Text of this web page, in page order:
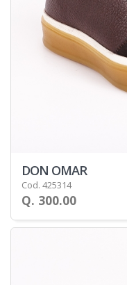
DON OMAR
Cod. 425314
Q. 300.00